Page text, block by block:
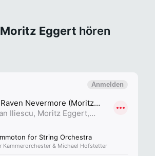
Moritz Eggert hören